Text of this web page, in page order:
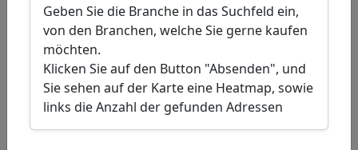
Geben Sie die Branche in das Suchfeld ein,
von den Branchen, welche Sie gerne kaufen
möchten.
Klicken Sie auf den Button "Absenden", und
Sie sehen auf der Karte eine Heatmap, sowie
links die Anzahl der gefunden Adressen